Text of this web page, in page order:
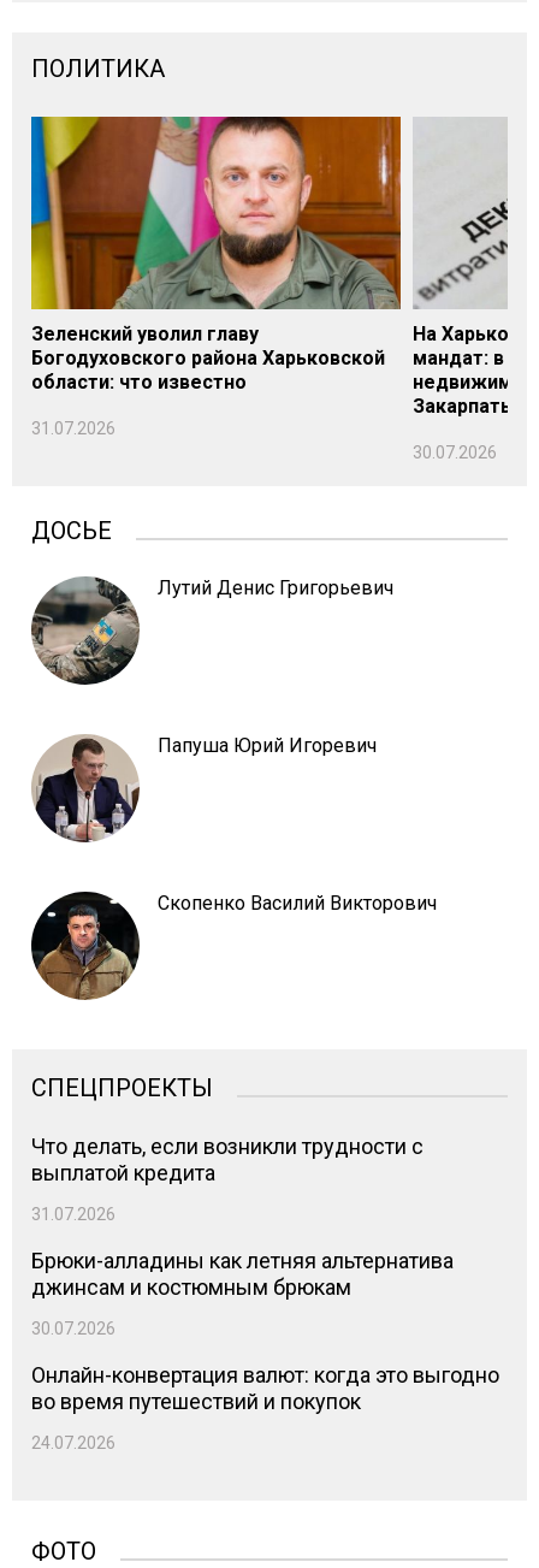
ПОЛИТИКА
Зеленский уволил главу
Богодуховского района Харьковской
области: что известно
31.07.2026
На
мандат: в
Закарпатье
30.07.2026
ДОСЬЕ
Лутий Денис Григорьевич
Папуша Юрий Игоревич
Скопенко Василий Викторович
СПЕЦПРОЕКТЫ
Что делать, если возникли трудности с
выплатой кредита
31.07.2026
Брюки-алладины как летняя альтернатива
джинсам и костюмным брюкам
30.07.2026
Онлайн-конвертация валют: когда это выгодно
во время путешествий и покупок
24.07.2026
ФОТО